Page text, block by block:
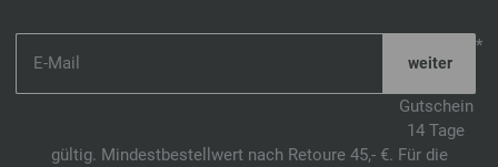
*
Gutschein
14 Tage
gültig. Mindestbestellwert nach Retoure 45,- €. Für die